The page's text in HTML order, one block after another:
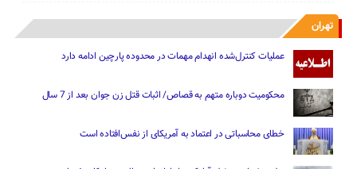
تهران
عملیات کنترل‌شده انهدام مهمات در محدوده پارچین ادامه دارد
محکومیت دوباره متهم به قصاص/ اثبات قتل زن جوان بعد از 7 سال
خطای محاسباتی در اعتماد به آمریکای از نفس‌افتاده است